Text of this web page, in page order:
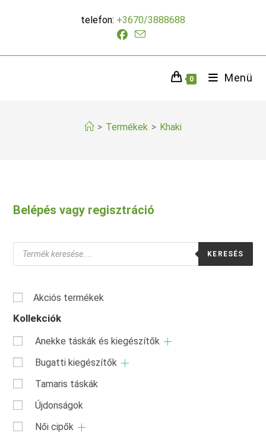
telefon: +3670/3888688
0 Menü
> Termékek > Khaki
Belépés vagy regisztráció
Products
search
KERESÉS
Akciós termékek
Kollekciók
Anekke táskák és kiegészítők
Bugatti kiegészítők
Tamaris táskák
Újdonságok
Női cipők